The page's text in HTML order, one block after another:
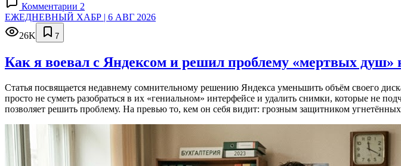
Комментарии 2
ЕЖЕДНЕВНЫЙ ХАБР | 6 АВГ 2026
26K
7
Как я воевал с Яндексом и решил проблему «мертвых душ»
Статья посвящается недавнему сомнительному решению Яндекса уменьшить объём своего
просто не суметь разобраться в их «гениальном» интерфейсе и удалить снимки, которые не
позволяет решить проблему. На превью то, кем он себя видит: грозным защитником